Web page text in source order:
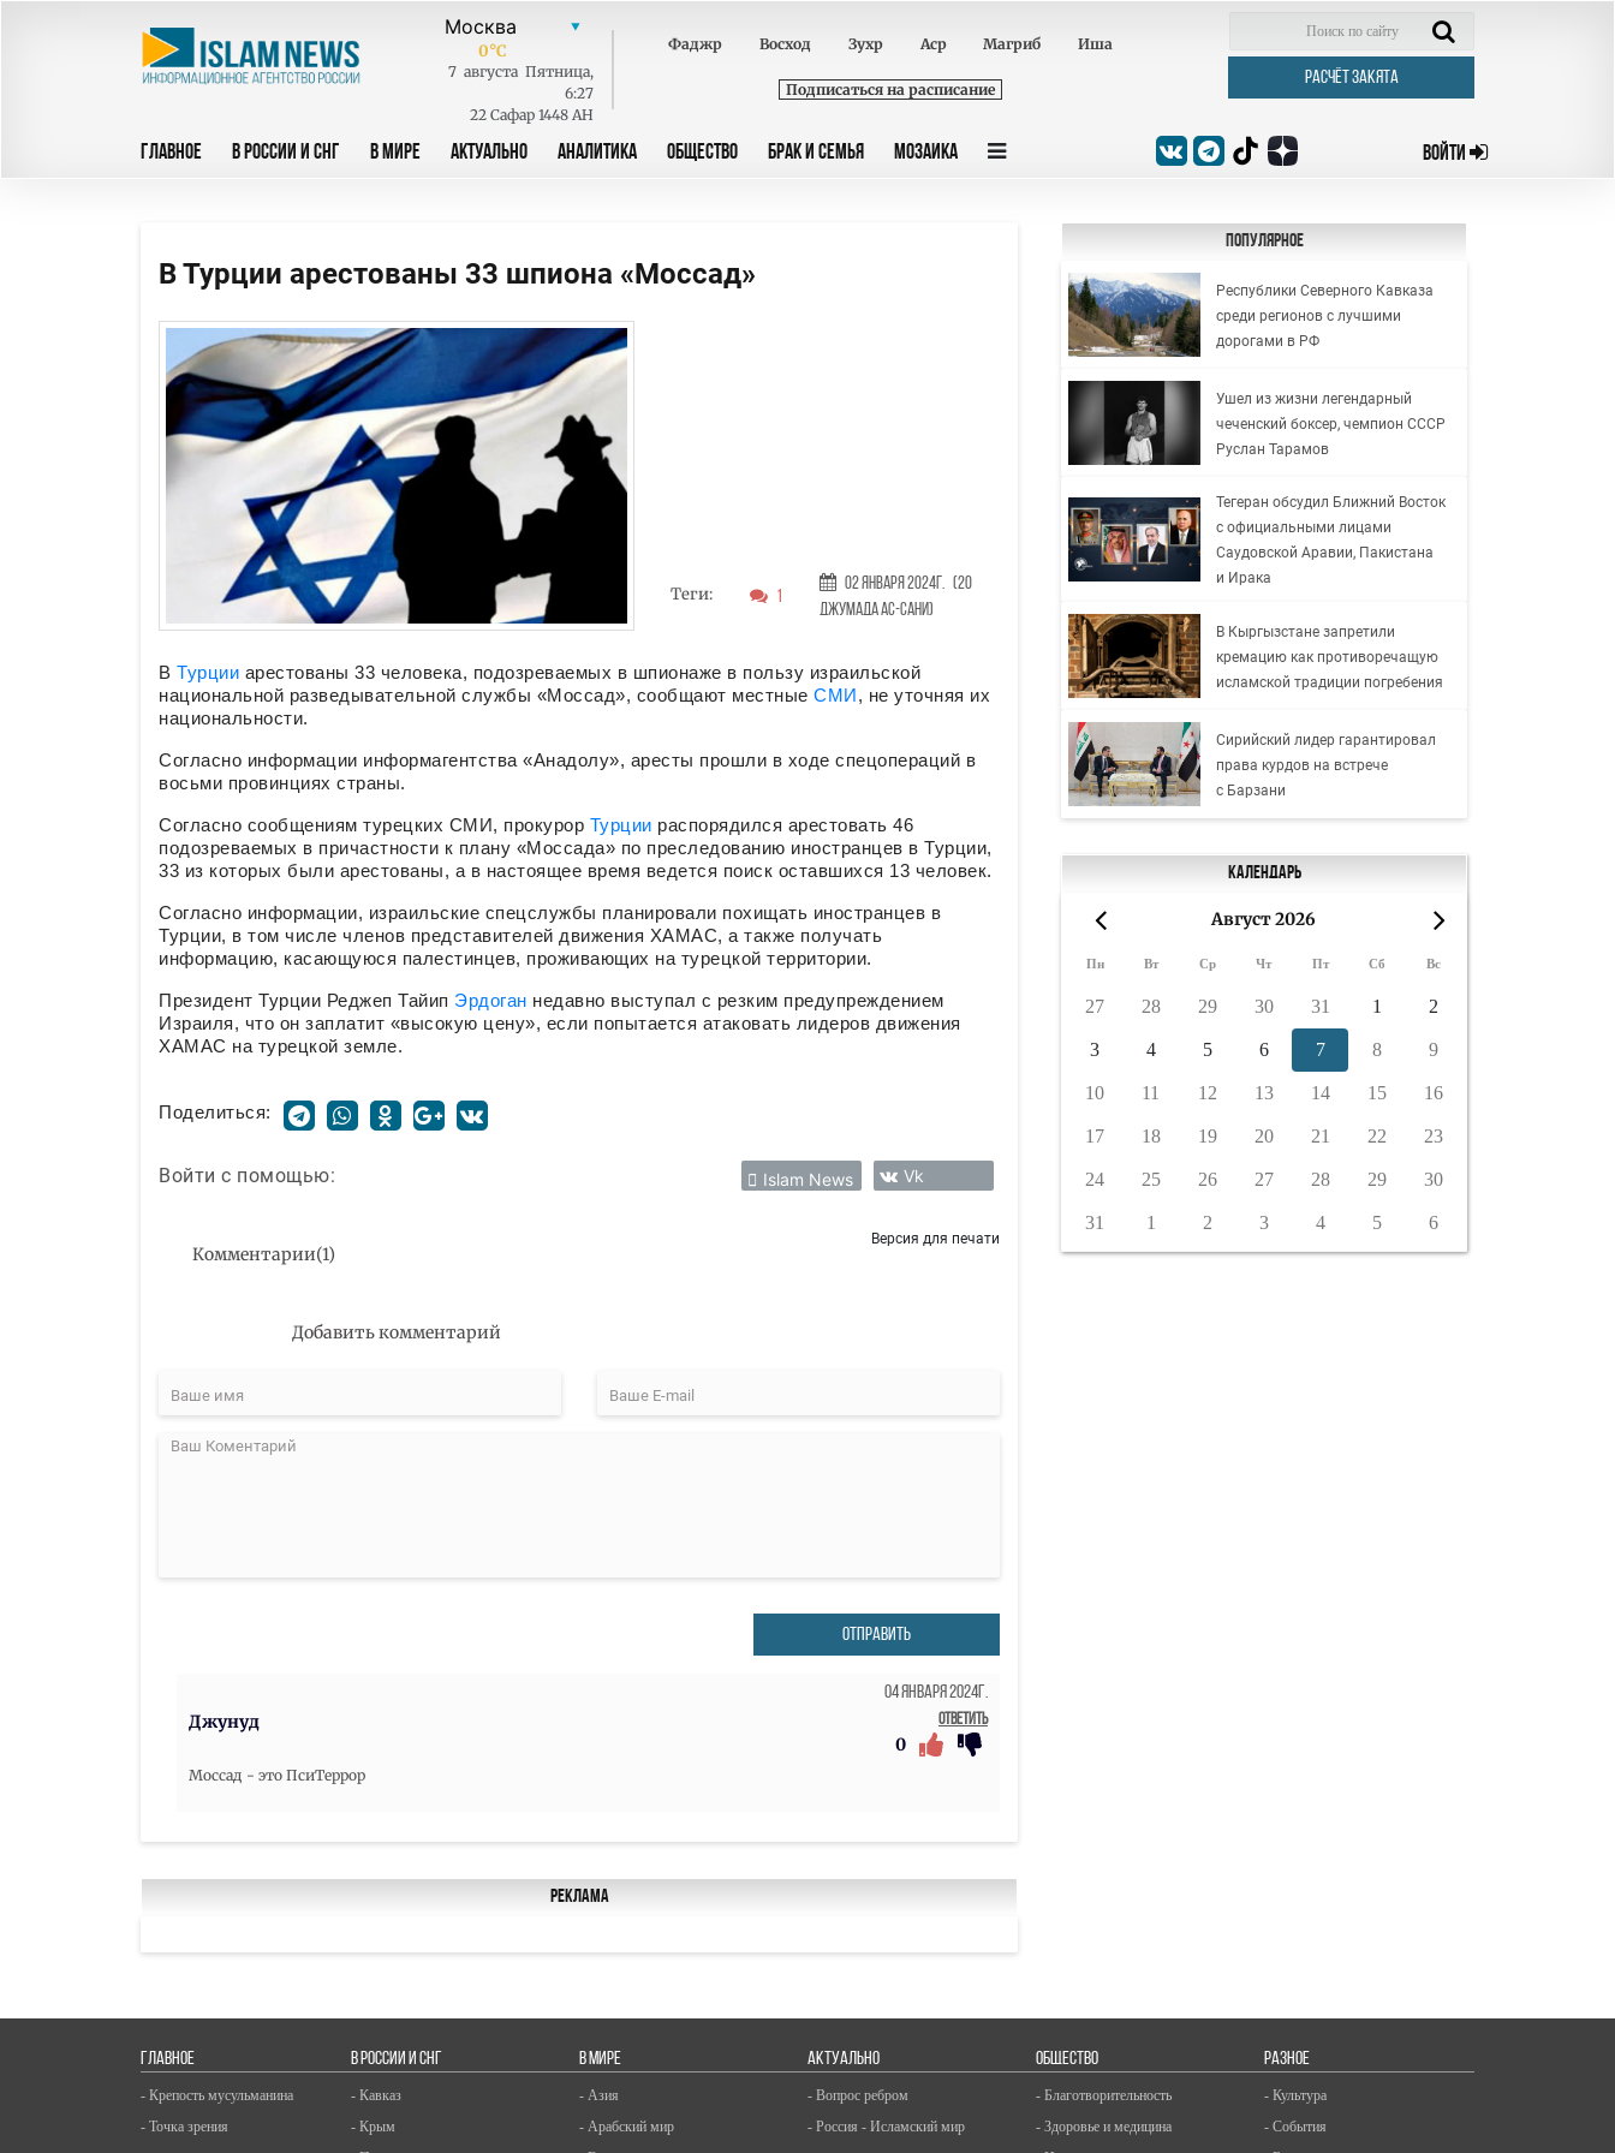
0°C
7 августа Пятница,
6:27
22 Сафар 1448 AH
Фаджр Восход Зухр Аср Магриб Иша
Подписаться на расписание
РАСЧЁТ ЗАКЯТА
ГЛАВНОЕ В РОССИИ И СНГ В МИРЕ АКТУАЛЬНО АНАЛИТИКА ОБЩЕСТВО БРАК И СЕМЬЯ МОЗАИКА ВОЙТИ
В Турции арестованы 33 шпиона «Моссад»
Теги: 1
02 Января 2024г. (20
Джумада ас-сани)
В Турции арестованы 33 человека, подозреваемых в шпионаже в пользу израильской
национальной разведывательной службы «Моссад», сообщают местные СМИ, не уточняя их
национальности.
Согласно информации информагентства «Анадолу», аресты прошли в ходе спецопераций в
восьми провинциях страны.
Согласно сообщениям турецких СМИ, прокурор Турции распорядился арестовать 46
подозреваемых в причастности к плану «Моссада» по преследованию иностранцев в Турции,
33 из которых были арестованы, а в настоящее время ведется поиск оставшихся 13 человек.
Согласно информации, израильские спецслужбы планировали похищать иностранцев в
Турции, в том числе членов представителей движения ХАМАС, а также получать
информацию, касающуюся палестинцев, проживающих на турецкой территории.
Президент Турции Реджеп Тайип Эрдоган недавно выступал с резким предупреждением
Израиля, что он заплатит «высокую цену», если попытается атаковать лидеров движения
ХАМАС на турецкой земле.
Поделиться:
Войти с помощью: Islam News Vk
Комментарии(1)
Версия для печати
Добавить комментарий
ОТПРАВИТЬ
Джунуд
04 Января 2024г.
Ответить
0
Моссад - это ПсиТеррор
Реклама
Популярное
Республики Северного Кавказа
среди регионов с лучшими
дорогами в РФ
Ушел из жизни легендарный
чеченский боксер, чемпион СССР
Руслан Тарамов
Тегеран обсудил Ближний Восток
с официальными лицами
Саудовской Аравии, Пакистана
и Ирака
В Кыргызстане запретили
кремацию как противоречащую
исламской традиции погребения
Сирийский лидер гарантировал
права курдов на встрече
с Барзани
Календарь
Август 2026
Пн Вт Ср Чт Пт Сб Вс
27 28 29 30 31 1 2
3 4 5 6 7 8 9
10 11 12 13 14 15 16
17 18 19 20 21 22 23
24 25 26 27 28 29 30
31 1 2 3 4 5 6
ГЛАВНОЕ
- Крепость мусульманина
- Точка зрения
В РОССИИ И СНГ
- Кавказ
- Крым
В МИРЕ
- Азия
- Арабский мир
АКТУАЛЬНО
- Вопрос ребром
- Россия - Исламский мир
ОБЩЕСТВО
- Благотворительность
- Здоровье и медицина
РАЗНОЕ
- Культура
- События